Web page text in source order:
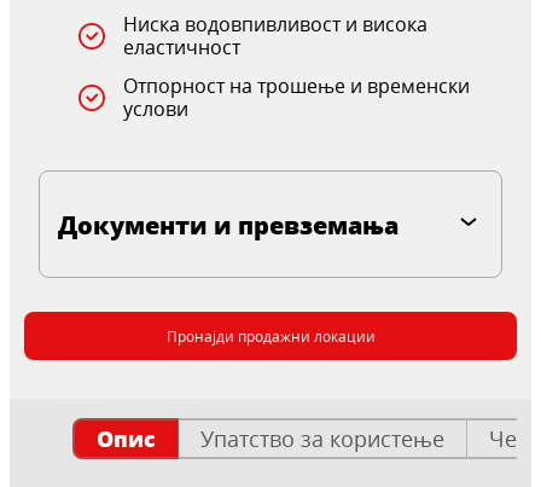
Ниска водовпивливост и висока
еластичност
Отпорност на трошење и временски
услови
Документи и превземања
Пронајди продажни локации
Опис Упатство за користење